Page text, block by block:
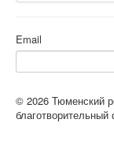
Email
© 2026 Тюменский